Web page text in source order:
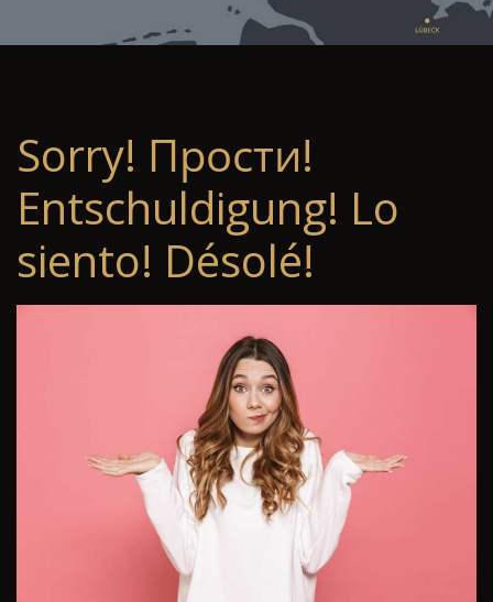
Sorry! Прости!
Entschuldigung! Lo
siento! Désolé!